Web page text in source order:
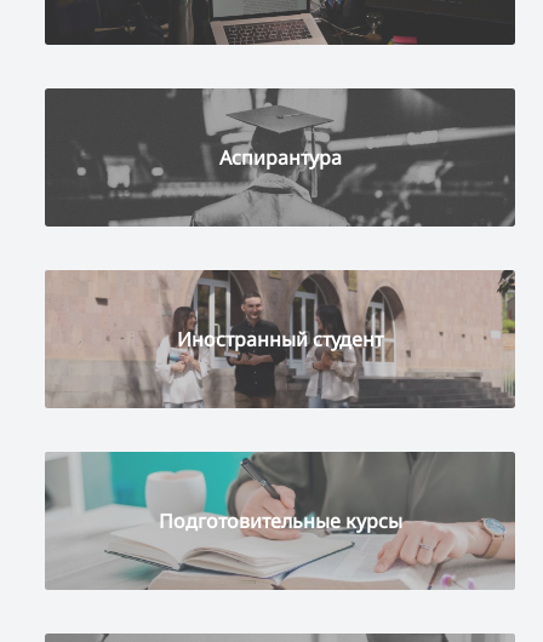
Аспирантура
Иностранный студент
Подготовительные курсы